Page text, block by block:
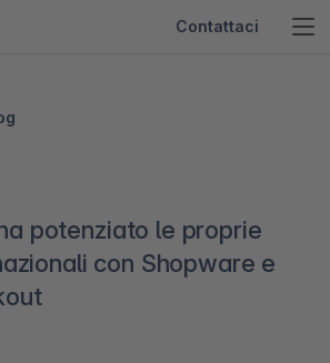
Contattaci
potenziato le proprie
con Shopware e